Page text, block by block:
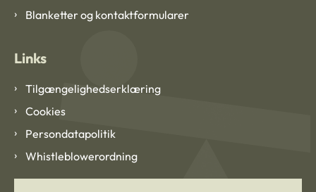
Blanketter og kontaktformularer
Links
Tilgængelighedserklæring
Cookies
Persondatapolitik
Whistleblowerordning